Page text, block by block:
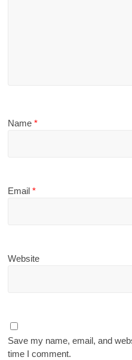
Name*
Email*
Website
Save my name, email, and
time I comment.